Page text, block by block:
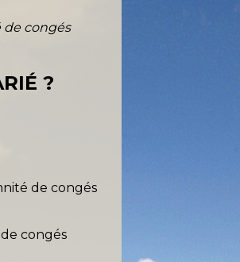
de congés
?
de congés
congés